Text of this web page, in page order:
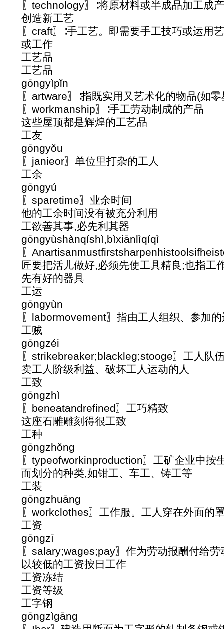
〖technology〗∶将原材料或半成品加工成
创造新工艺
〖craft〗∶手工艺。即需要手工技巧或运用
或工作
工艺品
工艺品
gōngyìpǐn
〖artware〗∶指既实用又艺术化的物品(如
〖workmanship〗∶手工劳动制成的产品
这些屋顶都是辉煌的工艺品
工友
gōngyǒu
〖janieor〗单位里打杂的工人
工余
gōngyú
〖sparetime〗业余时间
他的工余时间没有被充分利用
工欲善其事,必先利其器
gōngyùshànqíshì,bìxiānlìqíqì
〖
匠要把活儿做好,必须先使工具精良;也指工
先有好的器具
工运
gōngyùn
〖labormovement〗指由工人组织、参加
工贼
gōngzéi
〖strikebreaker;blackleg;stooge〗工人队
卖工人阶级利益、破坏工人运动的人
工致
gōngzhì
〖beneatandrefined〗工巧精致
这座石雕雕刻得很工致
工种
gōngzhǒng
〖typeofworkinproduction〗工矿企业中按
而划分的种类,如钳工、车工、铸工等
工装
gōngzhuāng
〖workclothes〗工作服。工人穿在外面的
工资
gōngzī
〖salary;wages;pay〗作为劳动报酬付给
以较低的工资按日工作
工资冻结
工资等级
工字钢
gōngzìgāng